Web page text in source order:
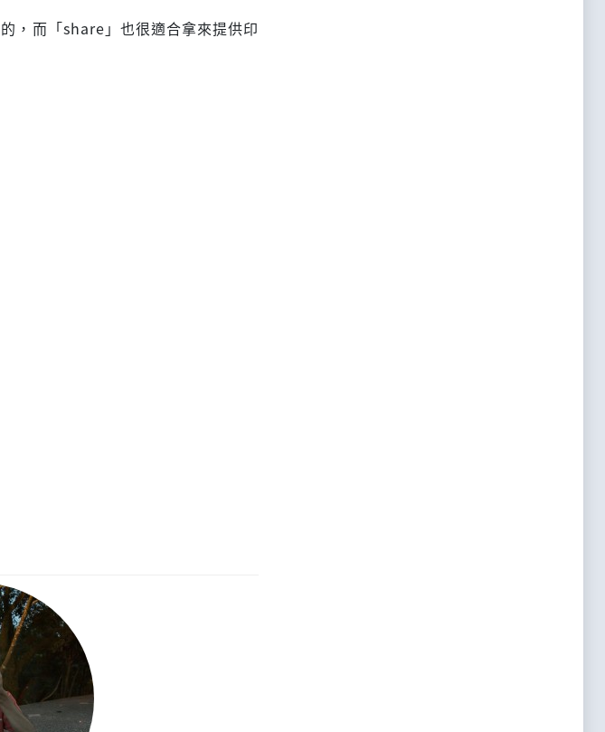
，而「share」也很適合拿來提供印